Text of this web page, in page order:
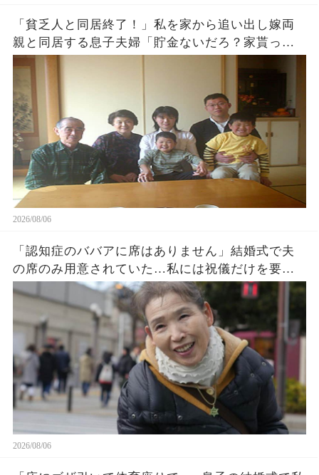
「貧乏人と同居終了！」私を家から追い出し嫁両
親と同居する息子夫婦「貯金ないだろ？家貰った
ら用済みでーすw」1週間後、息子から100件鬼電
2026/08/06
「認知症のババアに席はありません」結婚式で夫
の席のみ用意されていた…私には祝儀だけを要求
する息子夫婦。私たち夫婦は無言で式場を去った
→直後、料金未納で結婚式は取り消された
2026/08/06